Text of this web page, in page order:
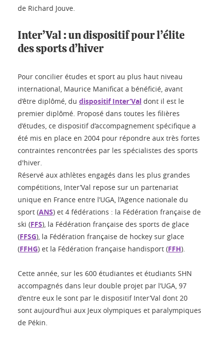
de Richard Jouve.
Inter’Val : un dispositif pour l’élite
des sports d’hiver
Pour concilier études et sport au plus haut niveau
international, Maurice Manificat a bénéficié, avant
d’être diplômé, du dispositif Inter’Val dont il est le
premier diplômé. Proposé dans toutes les filières
d’études, ce dispositif d’accompagnement spécifique a
été mis en place en 2004 pour répondre aux très fortes
contraintes rencontrées par les spécialistes des sports
d'hiver.
Réservé aux athlètes engagés dans les plus grandes
compétitions, Inter’Val repose sur un partenariat
unique en France entre l’UGA, l’Agence nationale du
sport (ANS) et 4 fédérations : la Fédération française de
ski (FFS), la Fédération française des sports de glace
(FFSG), la Fédération française de hockey sur glace
(FFHG) et la Fédération française handisport (FFH).
Cette année, sur les 600 étudiantes et étudiants SHN
accompagnés dans leur double projet par l’UGA, 97
d’entre eux le sont par le dispositif Inter’Val dont 20
sont aujourd’hui aux Jeux olympiques et paralympiques
de Pékin.